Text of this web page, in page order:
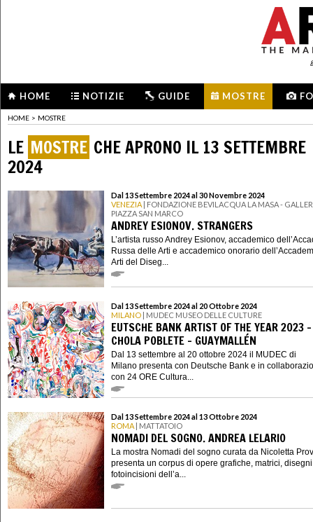
HOME NOTIZIE GUIDE MOSTRE
HOME > MOSTRE
LE MOSTRE CHE APRONO IL 13 SETTEMBRE
2024
Dal 13 Settembre 2024 al 30 Novembre 2024
VENEZIA | FONDAZIONE BEVILACQUA LA MASA -
PIAZZA SAN MARCO
ANDREY ESIONOV. STRANGERS
L’artista russo Andrey Esionov, accademico
Russa delle Arti e accademico onorario
Arti del Diseg...
Dal 13 Settembre 2024 al 20 Ottobre 2024
MILANO | MUDEC MUSEO DELLE CULTURE
EUTSCHE BANK ARTIST OF THE YEAR 2023
CHOLA POBLETE – GUAYMALLÉN
Dal 13 settembre al 20 ottobre 2024 il MUDEC di
Milano presenta con Deutsche Bank e in
con 24 ORE Cultura...
Dal 13 Settembre 2024 al 13 Ottobre 2024
ROMA | MATTATOIO
NOMADI DEL SOGNO. ANDREA LELARIO
La mostra Nomadi del sogno curata da Nicoletta
presenta un corpus di opere grafiche, matrici,
fotoincisioni dell’a...